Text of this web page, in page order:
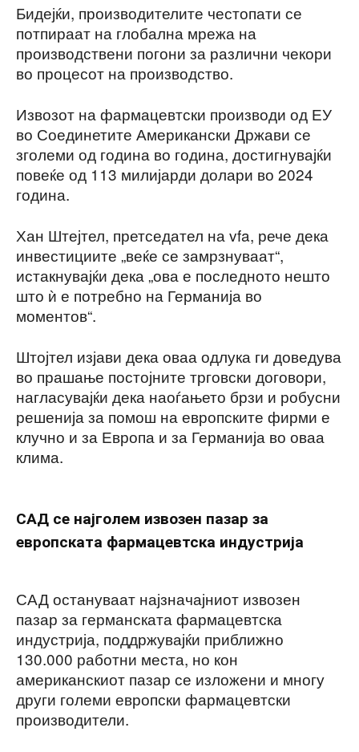
Бидејќи, производителите честопати се
потпираат на глобална мрежа на
производствени погони за различни чекори
во процесот на производство.
Извозот на фармацевтски производи од ЕУ
во Соединетите Американски Држави се
зголеми од година во година, достигнувајќи
повеќе од 113 милијарди долари во 2024
година.
Хан Штејтел, претседател на vfa, рече дека
инвестициите „веќе се замрзнуваат“,
истакнувајќи дека „ова е последното нешто
што ѝ е потребно на Германија во
моментов“.
Штојтел изјави дека оваа одлука ги доведува
во прашање постојните трговски договори,
нагласувајќи дека наоѓањето брзи и робусни
решенија за помош на европските фирми е
клучно и за Европа и за Германија во оваа
клима.
САД се најголем извозен пазар за
европската фармацевтска индустрија
САД остануваат најзначајниот извозен
пазар за германската фармацевтска
индустрија, поддржувајќи приближно
130.000 работни места, но кон
американскиот пазар се изложени и многу
други големи европски фармацевтски
производители.